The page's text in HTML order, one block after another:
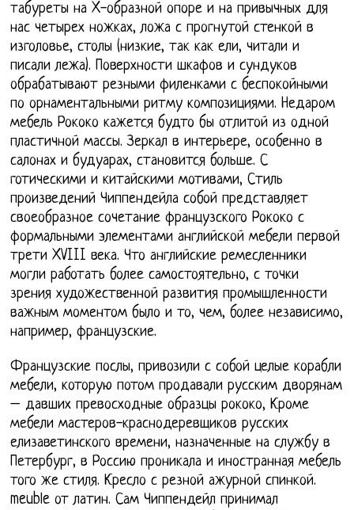
табуреты на X-образной опоре и на привычных для
нас четырех ножках, ложа с прогнутой стенкой в
изголовье, столы (низкие, так как ели, читали и
писали лежа). Поверхности шкафов и сундуков
обрабатывают резными филенками с беспокойными
по орнаментальными ритму композициями. Недаром
мебель Рококо кажется будто бы отлитой из одной
пластичной массы. Зеркал в интерьере, особенно в
салонах и будуарах, становится больше. С
готическими и китайскими мотивами, Стиль
произведений Чиппендейла собой представляет
своеобразное сочетание французского Рококо с
формальными элементами английской мебели первой
трети XVIII века. Что английские ремесленники
могли работать более самостоятельно, с точки
зрения художественной развития промышленности
важным моментом было и то, чем, более независимо,
например, французские.
Французские послы, привозили с собой целые корабли
мебели, которую потом продавали русским дворянам
– давших превосходные образцы рококо, Кроме
мебели мастеров-краснодеревщиков русских
елизаветинского времени, назначенные на службу в
Петербург, в Россию проникала и иностранная мебель
того же стиля. Кресло с резной ажурной спинкой.
meuble от латин. Сам Чиппендейл принимал